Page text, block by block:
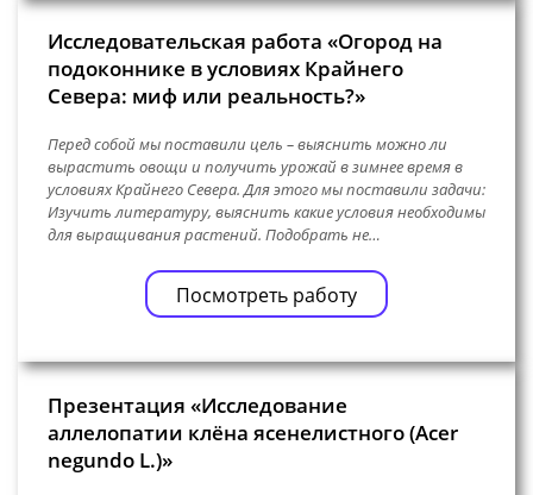
Исследовательская работа «Огород на
подоконнике в условиях Крайнего
Севера: миф или реальность?»
Перед собой мы поставили цель – выяснить можно ли
вырастить овощи и получить урожай в зимнее время в
условиях Крайнего Севера. Для этого мы поставили задачи:
Изучить литературу, выяснить какие условия необходимы
для выращивания растений. Подобрать не…
Посмотреть работу
Презентация «Исследование
аллелопатии клëна ясенелистного (Acer
negundo L.)»